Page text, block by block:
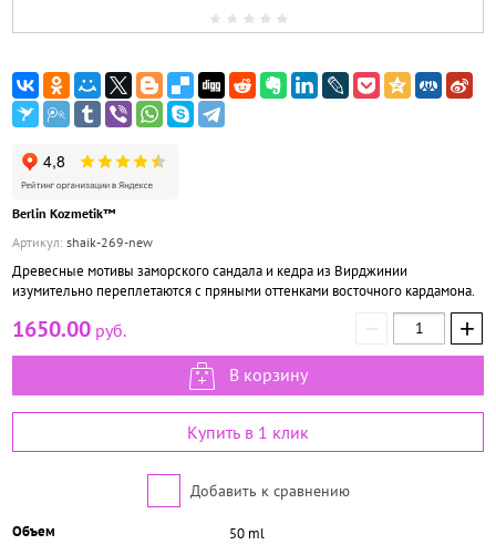
Berlin Kozmetik™
Артикул: shaik-269-new
Древесные мотивы заморского сандала и кедра из Вирджинии
изумительно переплетаются с пряными оттенками восточного кардамона.
1650.00 руб. +
В корзину
Купить в 1 клик
Добавить к сравнению
Объем 50 ml